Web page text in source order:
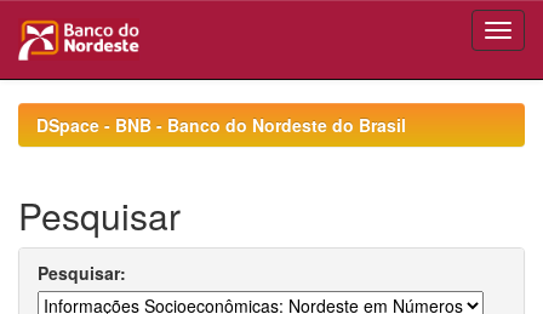
navigationDSpace - BNB - Banco do Nordeste do Brasil
Pesquisar
Pesquisar: